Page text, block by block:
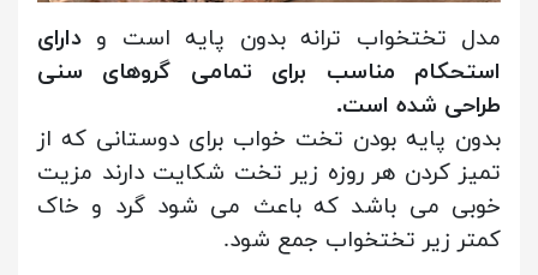
مدل تختخواب ترانه بدون پایه است و دارای
استحکام مناسب برای تمامی گروهای سنی
طراحی شده است.
بدون پایه بودن تخت خواب برای دوستانی که از
تمیز کردن هر روزه زیر تخت شکایت دارند مزیت
خوبی می باشد که باعث می شود گرد و خاک
کمتر زیر تختخواب جمع شود.